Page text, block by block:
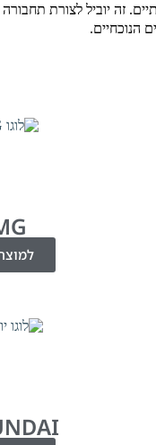
זה יוביל לצורת
הנוכחיים.